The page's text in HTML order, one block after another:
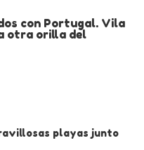
con Portugal. Vila
otra orilla del
playas junto